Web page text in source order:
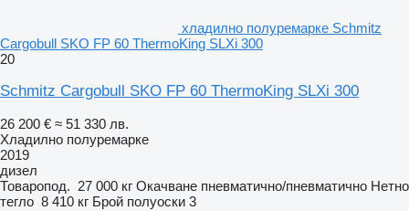
хладилно полуремарке Schmitz
Cargobull SKO FP 60 ThermoKing SLXi 300
20
Schmitz Cargobull SKO FP 60 ThermoKing SLXi 300
26 200 € ≈ 51 330 лв.
Хладилно полуремарке
2019
дизел
Товаропод. 27 000 кг Окачване пневматично/пневматично Нетно
тегло 8 410 кг Брой полуоски 3